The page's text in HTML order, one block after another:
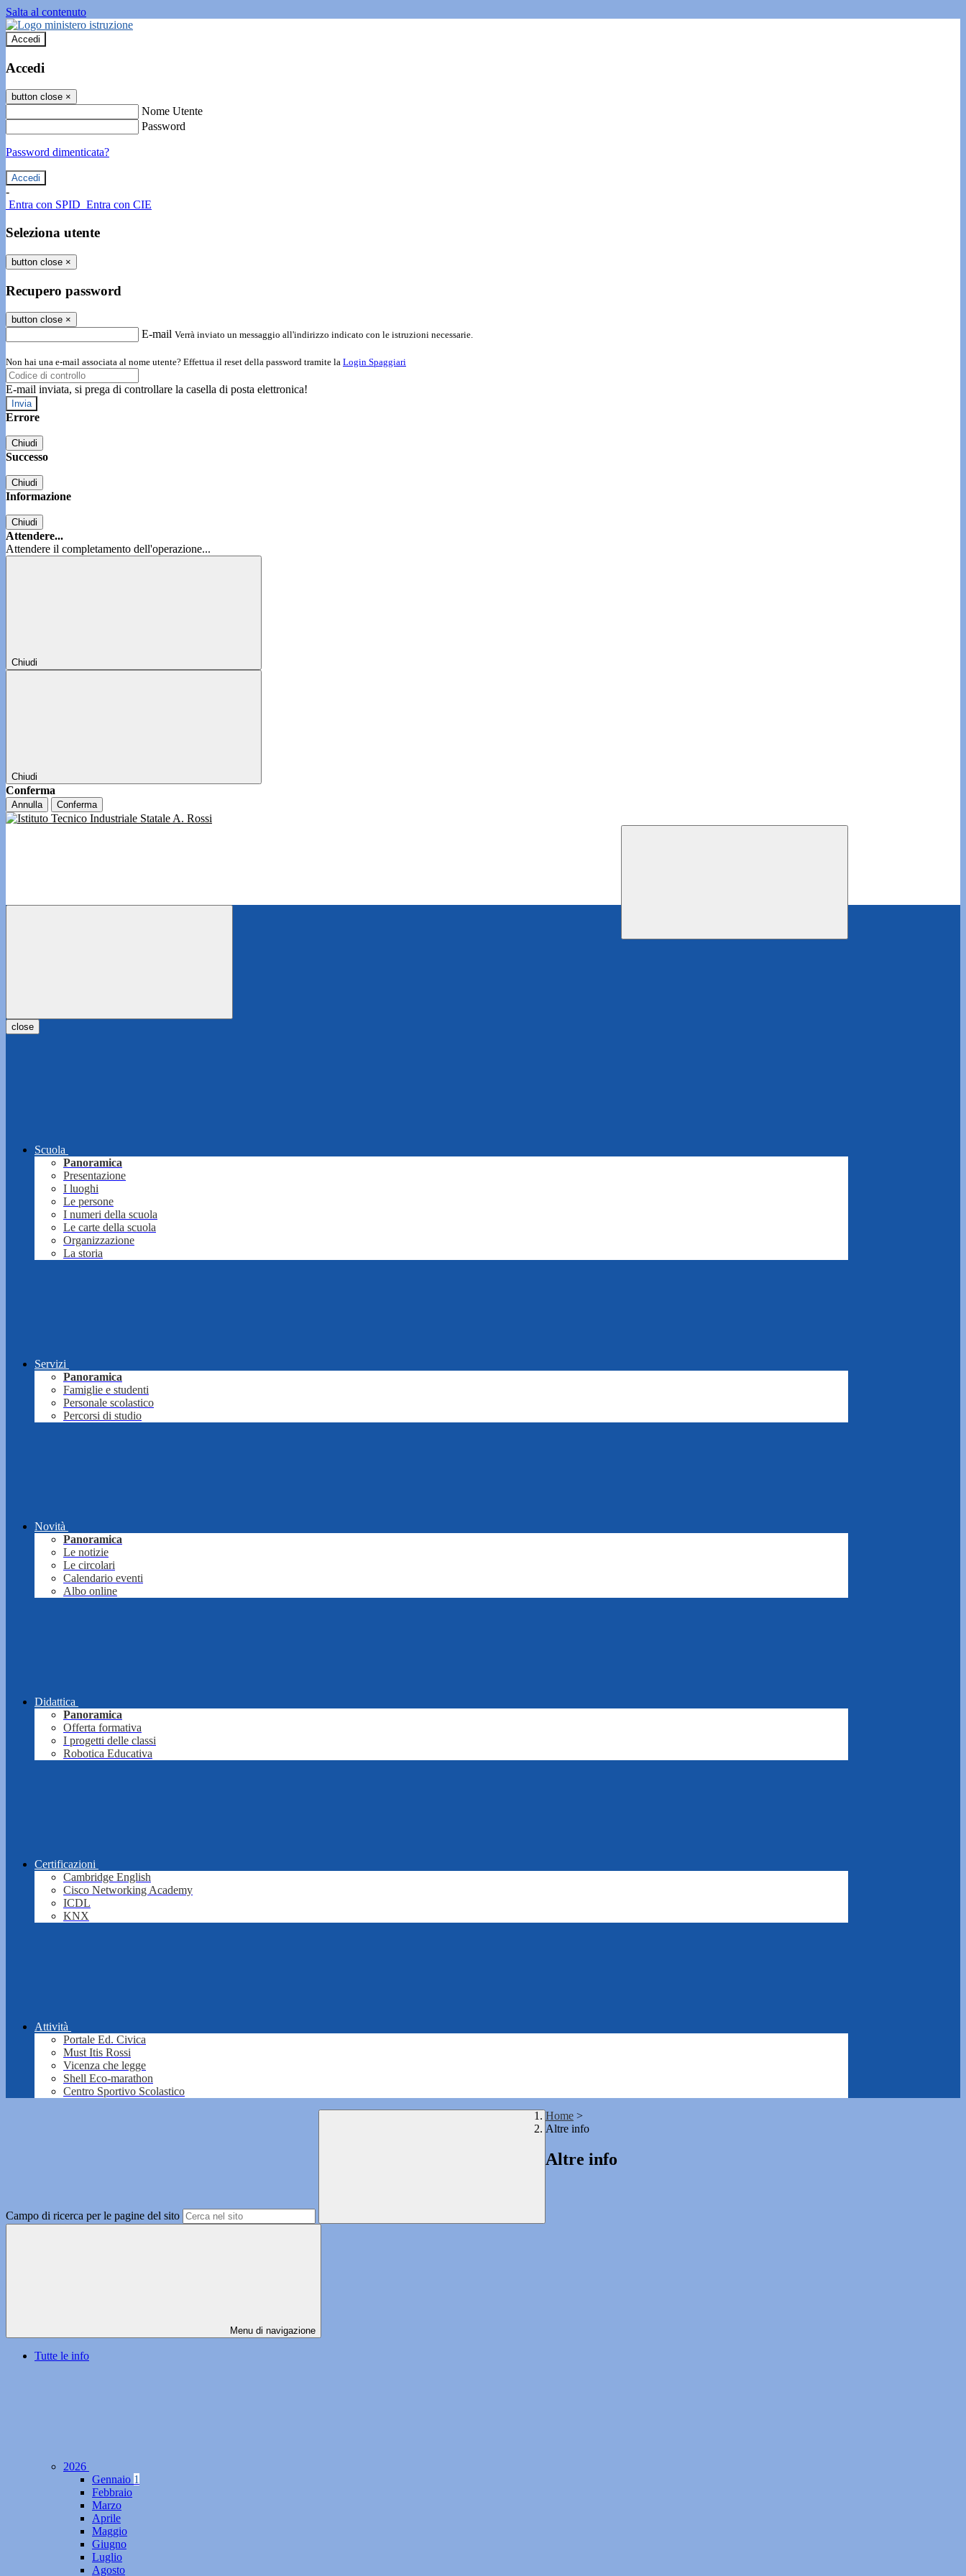
Salta al contenuto
Accedi
Accedi
button close ×
Nome Utente
Password
Password dimenticata?
-
Entra con SPID Entra con CIE
Seleziona utente
button close ×
Recupero password
button close ×
E-mail Verrà inviato un messaggio all'indirizzo indicato con le istruzioni necessarie.
Non hai una e-mail associata al nome utente? Effettua il reset della password tramite la Login Spaggiari
E-mail inviata, si prega di controllare la casella di posta elettronica!
Errore
Chiudi
Successo
Chiudi
Informazione
Chiudi
Attendere...
Attendere il completamento dell'operazione...
Chiudi
Chiudi
Conferma
Annulla Conferma
close
Scuola
Panoramica
Presentazione
I luoghi
Le persone
I numeri della scuola
Le carte della scuola
Organizzazione
La storia
Servizi
Panoramica
Famiglie e studenti
Personale scolastico
Percorsi di studio
Novità
Panoramica
Le notizie
Le circolari
Calendario eventi
Albo online
Didattica
Panoramica
Offerta formativa
I progetti delle classi
Robotica Educativa
Certificazioni
Cambridge English
Cisco Networking Academy
ICDL
KNX
Attività
Portale Ed. Civica
Must Itis Rossi
Vicenza che legge
Shell Eco-marathon
Centro Sportivo Scolastico
Campo di ricerca per le pagine del sito
Home >
Altre info
Altre info
Menu di navigazione
Tutte le info
2026
Gennaio 1
Febbraio
Marzo
Aprile
Maggio
Giugno
Luglio
Agosto